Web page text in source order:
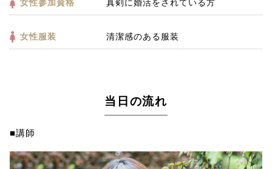
女性参加資格 真剣に婚活をされている方
女性服装 清潔感のある服装
当日の流れ
■講師